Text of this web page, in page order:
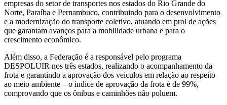
empresas do setor de transportes nos estados do Rio Grande do
Norte, Paraíba e Pernambuco, contribuindo para o desenvolvimento
e a modernização do transporte coletivo, atuando em prol de ações
que garantam avanços para a mobilidade urbana e para o
crescimento econômico.
Além disso, a Federação é a responsável pelo programa
DESPOLUIR nos três estados, realizando o acompanhamento da
frota e garantindo a aprovação dos veículos em relação ao respeito
ao meio ambiente – o índice de aprovação da frota é de 99%,
comprovando que os ônibus e caminhões não poluem.